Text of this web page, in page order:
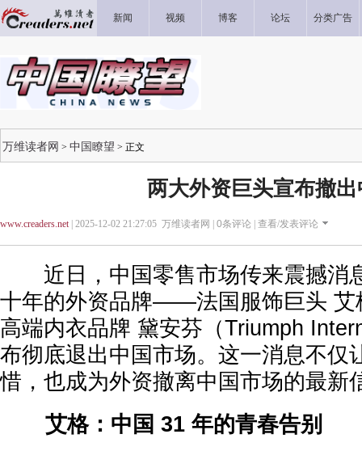
新闻 视频 博客 论坛 分类广告
万维读者网 > 中国瞭望 > 正文
两大外资巨头宣布撤出
www.creaders.net| 2025-12-02 21:27:05 万维读者网 | 0条评论 | 查看/发表评论
近日，中国零售市场传来震撼消
十年的外资品牌——法国服饰巨头 艾
高端内衣品牌 黛安芬（Triumph
布彻底退出中国市场。这一消息不仅
惜，也成为外资撤离中国市场的最新
艾格：中国 31 年的青春告别